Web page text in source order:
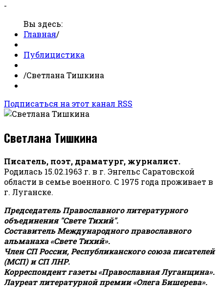
-
Вы здесь:
Главная/
Публицистика
/Светлана Тишкина
Подписаться на этот канал RSS
Светлана Тишкина
Писатель, поэт, драматург, журналист.
Родилась 15.02.1963 г. в г. Энгельс Саратовской
области в семье военного. С 1975 года проживает в
г. Луганске.
Председатель Православного литературного
объединения "Свете Тихий".
Составитель Международного православного
альманаха «Свете Тихий».
Член СП России, Республиканского союза писателей
(МСП) и СП ЛНР.
Корреспондент газеты «Православная Луганщина».
Лауреат литературной премии «Олега Бишерева».